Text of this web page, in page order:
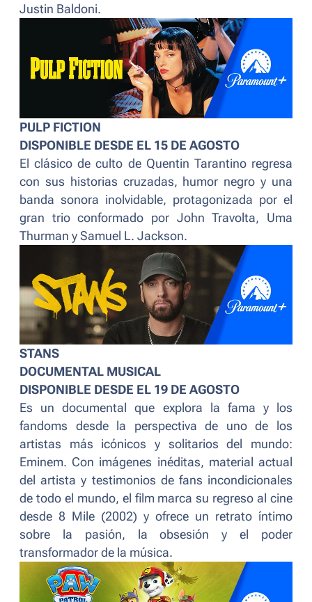
Justin Baldoni.
PULP FICTION
DISPONIBLE DESDE EL 15 DE AGOSTO
El clásico de culto de Quentin Tarantino regresa
con sus historias cruzadas, humor negro y una
banda sonora inolvidable, protagonizada por el
gran trio conformado por John Travolta, Uma
Thurman y Samuel L. Jackson.
STANS
DOCUMENTAL MUSICAL
DISPONIBLE DESDE EL 19 DE AGOSTO
Es un documental que explora la fama y los
fandoms desde la perspectiva de uno de los
artistas más icónicos y solitarios del mundo:
Eminem. Con imágenes inéditas, material actual
del artista y testimonios de fans incondicionales
de todo el mundo, el film marca su regreso al cine
desde 8 Mile (2002) y ofrece un retrato íntimo
sobre la pasión, la obsesión y el poder
transformador de la música.